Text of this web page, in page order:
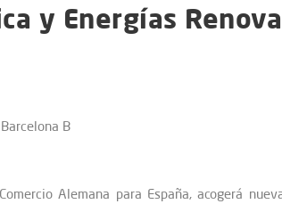
y Energías
B
Alemana para España, acogerá